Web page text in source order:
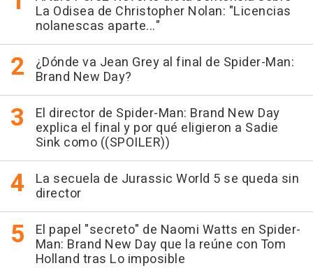
La Odisea de Christopher Nolan: "Licencias
nolanescas aparte..."
¿Dónde va Jean Grey al final de Spider-Man:
Brand New Day?
El director de Spider-Man: Brand New Day
explica el final y por qué eligieron a Sadie
Sink como ((SPOILER))
La secuela de Jurassic World 5 se queda sin
director
El papel "secreto" de Naomi Watts en Spider-
Man: Brand New Day que la reúne con Tom
Holland tras Lo imposible